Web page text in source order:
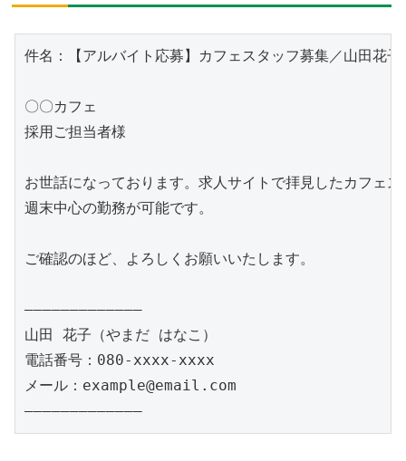
件名：【アルバイト応募】カフェスタッフ募集／山田花子
〇〇カフェ
採用ご担当者様
お世話になっております。求人サイトで拝見したカフェ
週末中心の勤務が可能です。
ご確認のほど、よろしくお願いいたします。
―――――――――――――
山田 花子（やまだ はなこ）
電話番号：080-xxxx-xxxx
メール：example@email.com